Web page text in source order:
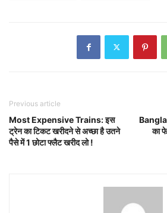
Previous article
Most Expensive Trains: इस
ट्रेन का टिकट खरीदने से अच्छा है उतने
पैसे में 1 छोटा फ्लैट खरीद लो !
का